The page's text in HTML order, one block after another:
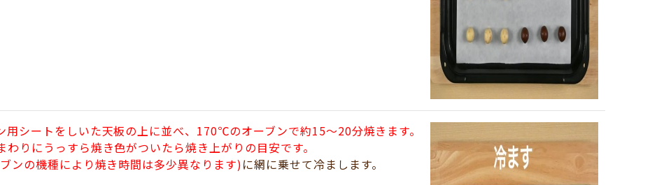
用シートをしいた天板の上に並べ、170℃のオーブンで約15～20分焼きます。
わりにうっすら焼き色がついたら焼き上がりの目安です。
ンの機種により焼き時間は多少異なります)に網に乗せて冷まします。